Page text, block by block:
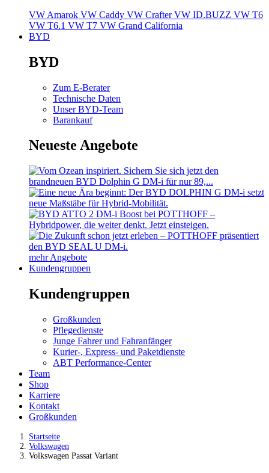
VW Amarok VW Caddy VW CrafterVW ID.BUZZ VW T6
VW T6.1 VW T7 VW Grand California
BYD
BYD
Zum E-Berater
Technische Daten
Unser BYD-Team
Barankauf
Neueste Angebote
mehr Angebote
Kundengruppen
Kundengruppen
Großkunden
Pflegedienste
Junge Fahrer und Fahranfänger
Kurier-, Express- und Paketdienste
ABT Performance-Center
Team
Shop
Karriere
Kontakt
Großkunden
Startseite
Volkswagen
Volkswagen Passat Variant